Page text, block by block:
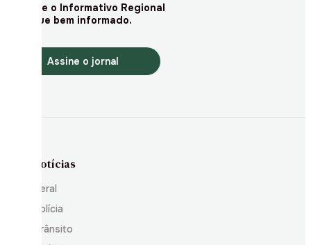
Assine o Informativo Regional
e fique bem informado.
Assine o jornal
Notícias
Geral
Polícia
Trânsito